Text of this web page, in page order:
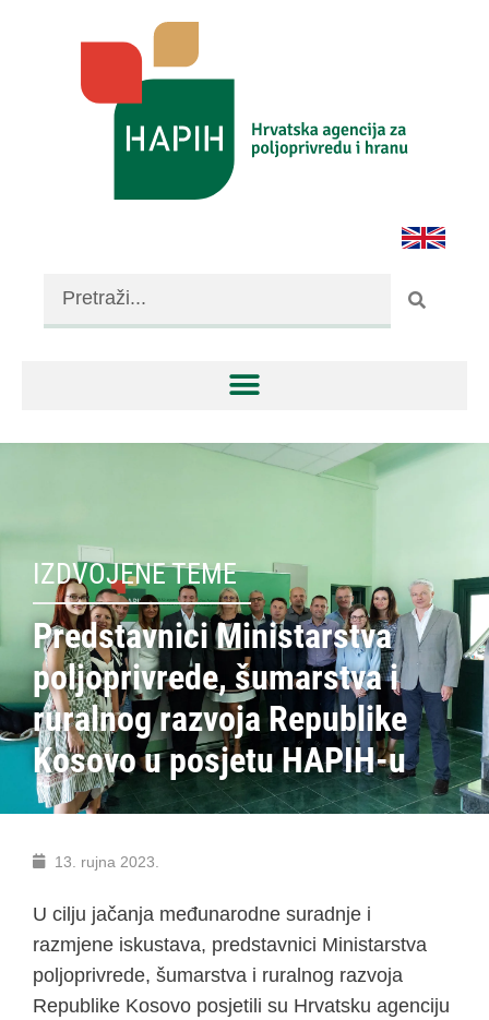
IZDVOJENE TEME
Predstavnici Ministarstva
poljoprivrede, šumarstva i
ruralnog razvoja Republike
Kosovo u posjetu HAPIH-u
13. rujna 2023.
U cilju jačanja međunarodne suradnje i
razmjene iskustava, predstavnici Ministarstva
poljoprivrede, šumarstva i ruralnog razvoja
Republike Kosovo posjetili su Hrvatsku agenciju